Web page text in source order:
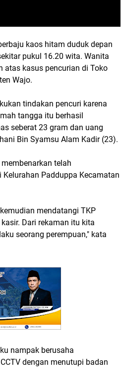
kaos hitam duduk depan
pukul 16.20 wita. Wanita
atas kasus pencurian di Toko
Wajo.
tindakan pencuri karena
tangga itu berhasil
seberat 23 gram dan uang
Bin Syamsu Alam Kadir (23).
telah
Padduppa Kecamatan
mendatangi TKP
Dari rekaman itu kita
seorang perempuan," kata
nampak berusaha
dengan menutupi badan